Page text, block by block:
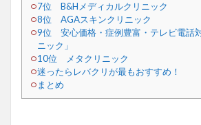
7位 B&Hメディカルクリニック
8位 AGAスキンクリニック
9位 安心価格・症例豊富・テレビ電話
ニック」
10位 メタクリニック
迷ったらレバクリが最もおすすめ！
まとめ